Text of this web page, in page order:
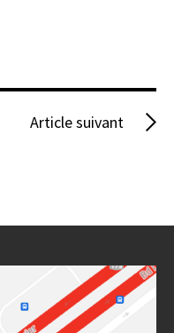
Article suivant